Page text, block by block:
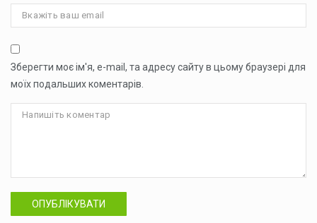
Зберегти моє ім'я, e-mail, та адресу сайту в цьому браузері для
моїх подальших коментарів.
ОПУБЛІКУВАТИ